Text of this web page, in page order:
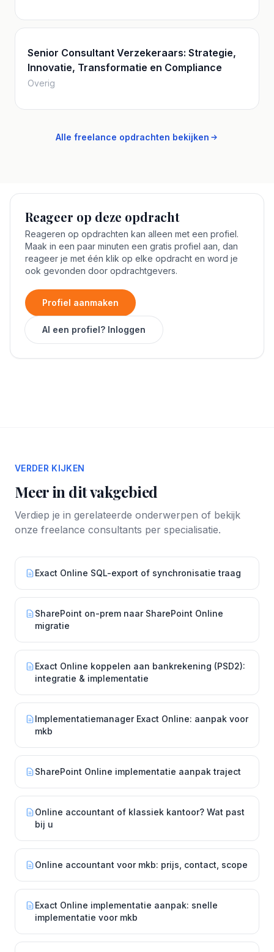
Senior Consultant Verzekeraars: Strategie,
Innovatie, Transformatie en Compliance
Overig
Alle freelance opdrachten bekijken
Reageer op deze opdracht
Reageren op opdrachten kan alleen met een profiel.
Maak in een paar minuten een gratis profiel aan, dan
reageer je met één klik op elke opdracht en word je
ook gevonden door opdrachtgevers.
Profiel aanmaken
Al een profiel? Inloggen
VERDER KIJKEN
Meer in dit vakgebied
Verdiep je in gerelateerde onderwerpen of bekijk
onze freelance consultants per specialisatie.
Exact Online SQL-export of synchronisatie traag
SharePoint on-prem naar SharePoint Online
migratie
Exact Online koppelen aan bankrekening (PSD2):
integratie & implementatie
Implementatiemanager Exact Online: aanpak voor
mkb
SharePoint Online implementatie aanpak traject
Online accountant of klassiek kantoor? Wat past
bij u
Online accountant voor mkb: prijs, contact, scope
Exact Online implementatie aanpak: snelle
implementatie voor mkb